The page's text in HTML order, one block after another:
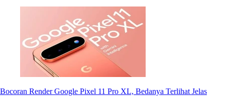
Bocoran Render Google Pixel 11 Pro XL, Bedanya Terlihat Jelas